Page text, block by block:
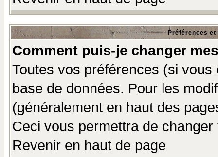
Préférences
Comment puis-je changer
Toutes vos préférences (si
base de données. Pour les
(généralement en haut des
Ceci vous permettra de
Revenir en haut de page